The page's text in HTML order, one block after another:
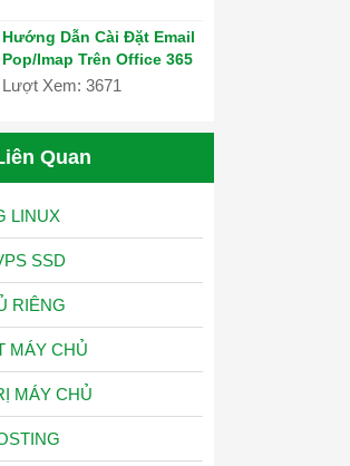
Hướng Dẫn Cài Đặt Email
Pop/Imap Trên Office 365
Lượt Xem: 3671
Quan
LINUX
SSD
RIÊNG
MÁY CHỦ
MÁY CHỦ